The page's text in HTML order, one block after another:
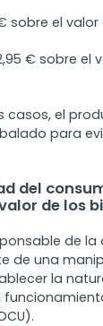
sobre el
€ sobre el
casos, el
para
del
de los
de
de una
la